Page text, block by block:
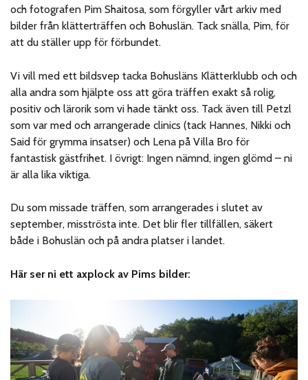
och fotografen Pim Shaitosa, som förgyller vårt arkiv med
bilder från klätterträffen och Bohuslän. Tack snälla, Pim, för
att du ställer upp för förbundet.
Vi vill med ett bildsvep tacka Bohusläns Klätterklubb och och
alla andra som hjälpte oss att göra träffen exakt så rolig,
positiv och lärorik som vi hade tänkt oss. Tack även till Petzl
som var med och arrangerade clinics (tack Hannes, Nikki och
Said för grymma insatser) och Lena på Villa Bro för
fantastisk gästfrihet. I övrigt: Ingen nämnd, ingen glömd – ni
är alla lika viktiga.
Du som missade träffen, som arrangerades i slutet av
september, misströsta inte. Det blir fler tillfällen, säkert
både i Bohuslän och på andra platser i landet.
Här ser ni ett axplock av Pims bilder: